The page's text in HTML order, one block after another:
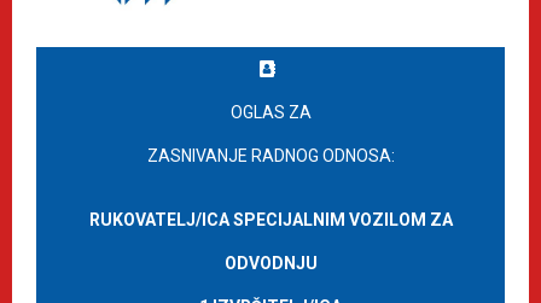
OGLAS ZA
ZASNIVANJE RADNOG ODNOSA:
RUKOVATELJ/ICA SPECIJALNIM VOZILOM ZA
ODVODNJU